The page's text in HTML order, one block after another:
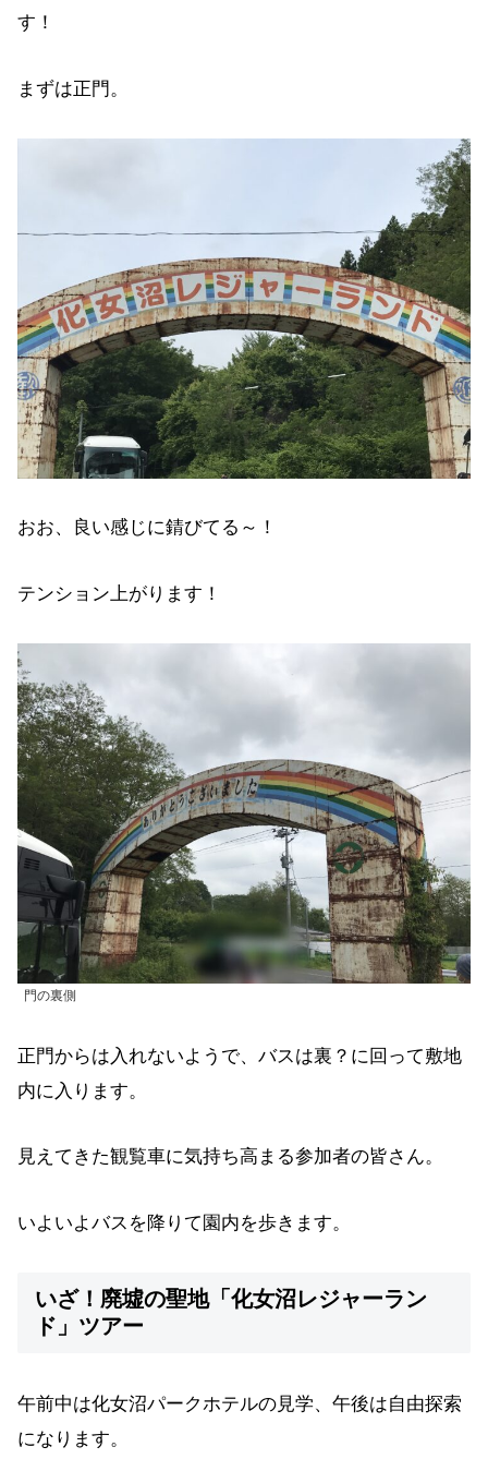
す！
まずは正門。
おお、良い感じに錆びてる～！
テンション上がります！
門の裏側
正門からは入れないようで、バスは裏？に回って敷地
内に入ります。
見えてきた観覧車に気持ち高まる参加者の皆さん。
いよいよバスを降りて園内を歩きます。
いざ！廃墟の聖地「化女沼レジャーラン
ド」ツアー
午前中は化女沼パークホテルの見学、午後は自由探索
になります。